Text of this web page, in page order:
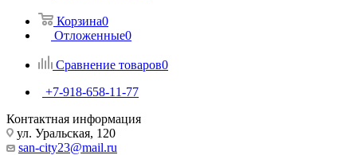
Корзина0
Отложенные0
Сравнение товаров0
+7-918-658-11-77
Контактная информация
ул. Уральская, 120
san-city23@mail.ru